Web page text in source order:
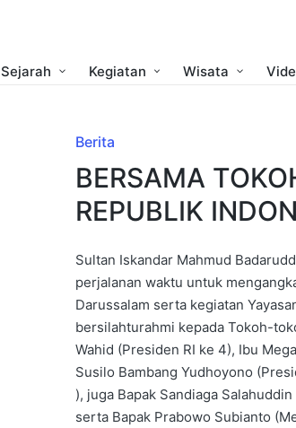
Sejarah Kegiatan Wisata
Berita
BERSAMA
REPUBLIK
Sultan Iskandar Mahmud
perjalanan waktu untuk
Darussalam serta kegiatan
bersilahturahmi kepada Tokoh-
Wahid (Presiden RI ke 4), Ibu
Susilo Bambang Yudhoyono
), juga Bapak Sandiaga
serta Bapak Prabowo Subianto